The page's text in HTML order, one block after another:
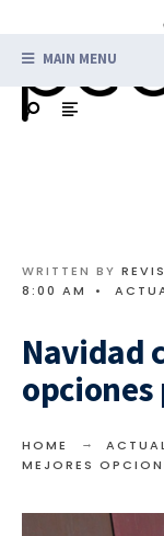
MAIN MENU
WRITTEN BY
8:00 AM
•
Navidad
HOME
MEJORES